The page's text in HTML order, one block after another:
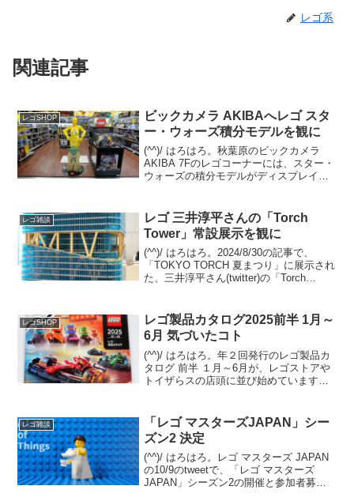
レゴ系
関連記事
レゴSHOP
ビックカメラ AKIBAへレゴ スタ
ー・ウォーズ積分モデルを観に
(^^)/ はろはろ。秋葉原のビックカメラ
AKIBA 7Fのレゴコーナーには、スター・
ウォーズの積分モデルがディスプレイさ
リしたアニメ調の積分モデルではなく...
レゴ雑談
レゴ 三井淳平さんの「Torch
Tower」常設展示を観に
(^^)/ はろはろ。2024/8/30の記事で、
「TOKYO TORCH 夏まつり」に展示され
た、三井淳平さん(twitter)の「Torch
返りですが、「T...
レゴSHOP
レゴ製品カタログ2025前半 1月～
6月 気づいたコト
(^^)/ はろはろ。年２回発行のレゴ製品カ
タログ 前半 １月～6月が、レゴストアや
トイザらスの店頭に並び始めています。
が、近日中にレゴショップの「レゴ製品
カタ...
レゴ雑談
「レゴ マスターズJAPAN」シー
ズン2 決定
(^^)/ はろはろ。レゴ マスターズ JAPAN
の10/9のtweetで、「レゴ マスターズ
JAPAN」シーズン2の開催と参加者募集